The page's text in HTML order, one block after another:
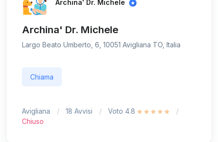
Archina' Dr. Michele
Archina' Dr. Michele
Largo Beato Umberto, 6, 10051 Avigliana TO, Italia
Chiama
Avigliana 18 Avvisi
Voto 4.8
Chiuso